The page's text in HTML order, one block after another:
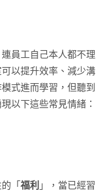
員工自己本人都不理
以提升效率、減少溝
式進而學習，但聽到
以下這些常見情緒：
「 福利 」，當已經習